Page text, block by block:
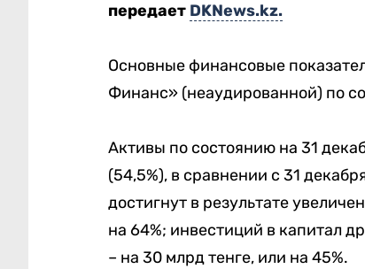
передает DKNews.kz.
Основные финансовые
Финанс» (неаудированной) по
Активы по состоянию на 31
(54,5%), в сравнении с 31
достигнут в результате
на 64%; инвестиций в капитал
– на 30 млрд тенге, или на 45%.